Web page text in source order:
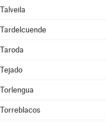
Talveila
Tardelcuende
Taroda
Tejado
Torlengua
Torreblacos